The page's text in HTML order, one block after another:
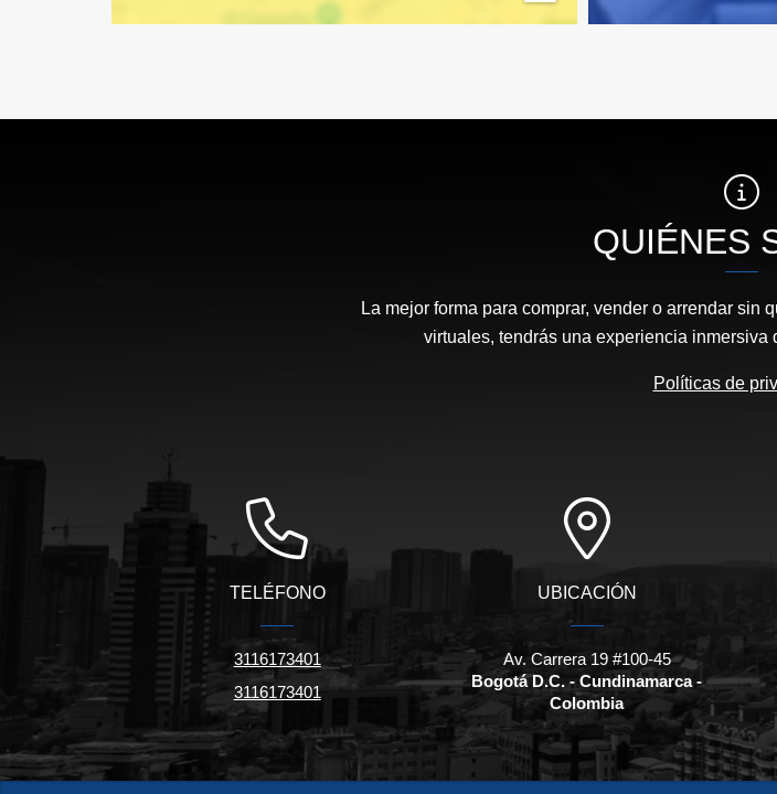
QUIÉNES
La mejor forma para comprar, vender o arrendar sin
virtuales, tendrás una experiencia
Políticas de
TELÉFONO
3116173401
3116173401
UBICACIÓN
Av. Carrera 19 #100-45
Bogotá D.C. - Cundinamarca -
Colombia